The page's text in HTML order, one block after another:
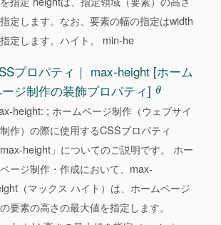
定します。なお、要素の幅の指定はwidth
定します。ハイト。 min-he
プロパティ｜ max-height [ホーム
ジ制作の装飾プロパティ]
height: ; ホームページ制作（ウェブサイ
制作）の際に使用するCSSプロパティ
max-height」についてのご説明です。 ホー
ージ制作・作成において、max-
（マックス ハイト）は、ホームページ
要素の高さの最大値を指定します。